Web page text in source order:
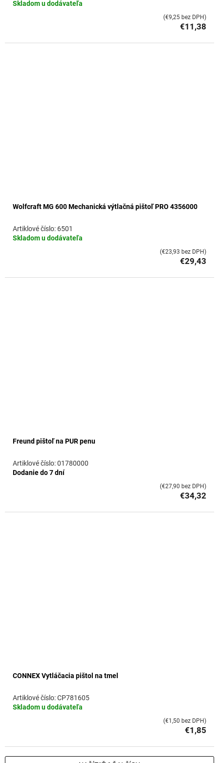
Skladom u dodávateľa
€11,38
(€9,25 bez DPH)
Wolfcraft MG 600 Mechanická výtlačná pištoľ PRO 4356000
Skladom u dodávateľa
6501
€29,43
(€23,93 bez DPH)
Freund pištoľ na PUR penu
Dodanie do 7 dní
01780000
€34,32
(€27,90 bez DPH)
CONNEX Vytláčacia pištol na tmel
Skladom u dodávateľa
CP781605
€1,85
(€1,50 bez DPH)